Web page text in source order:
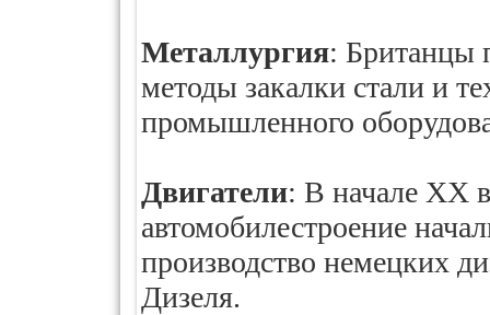
Металлургия: Британцы
методы закалки стали и
промышленного
Двигатели: В начале XX
автомобилестроение
производство немецких
Дизеля.